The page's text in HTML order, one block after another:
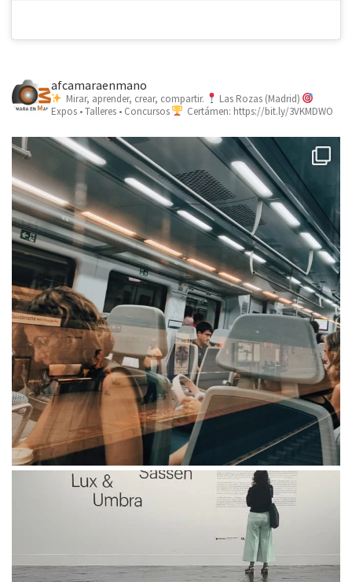
afcamaraenmano
Mirar, aprender, crear, compartir.
Las Rozas (Madrid)
Expos • Talleres • Concursos
Certámen: https://bit.ly/3VKMDWO